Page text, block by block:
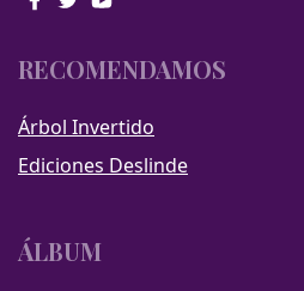
RECOMENDAMOS
Árbol Invertido
Ediciones Deslinde
ÁLBUM